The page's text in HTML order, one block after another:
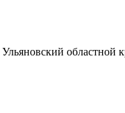
Ульяновский областной